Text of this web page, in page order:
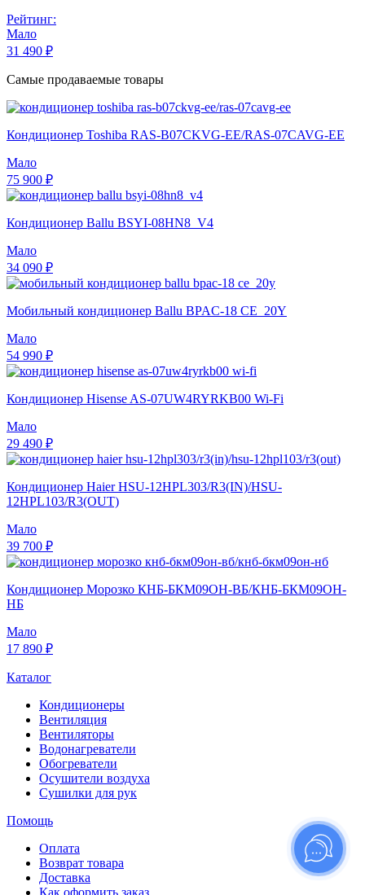
Рейтинг:
Мало
31 490 ₽
Самые продаваемые товары
Кондиционер Toshiba RAS-B07CKVG-EE/RAS-07CAVG-EE
Мало
75 900 ₽
Кондиционер Ballu BSYI-08HN8_V4
Мало
34 090 ₽
Мобильный кондиционер Ballu BPAC-18 CE_20Y
Мало
54 990 ₽
Кондиционер Hisense AS-07UW4RYRKB00 Wi-Fi
Мало
29 490 ₽
Кондиционер Haier HSU-12HPL303/R3(IN)/HSU-
12HPL103/R3(OUT)
Мало
39 700 ₽
Кондиционер Морозко КНБ-БКМ09ОН-ВБ/КНБ-БКМ09ОН-
НБ
Мало
17 890 ₽
Каталог
Кондиционеры
Вентиляция
Вентиляторы
Водонагреватели
Обогреватели
Осушители воздуха
Сушилки для рук
Помощь
Оплата
Возврат товара
Доставка